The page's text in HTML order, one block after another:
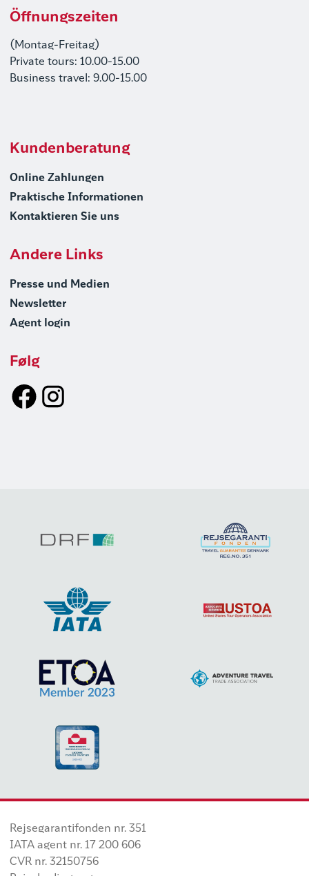
Öffnungszeiten
(Montag-Freitag)
Private tours: 10.00-15.00
Business travel: 9.00-15.00
Kundenberatung
Online Zahlungen
Praktische Informationen
Kontaktieren Sie uns
Andere Links
Presse und Medien
Newsletter
Agent login
Følg
Rejsegarantifonden nr. 351
IATA agent nr. 17 200 606
CVR nr. 32150756